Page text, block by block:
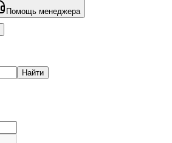
Помощь менеджера
Найти